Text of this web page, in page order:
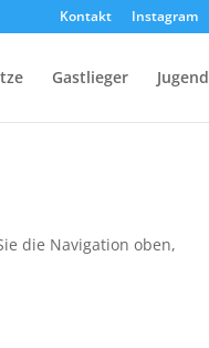
Kontakt Instagram
Gastlieger Jugend
die Navigation oben,